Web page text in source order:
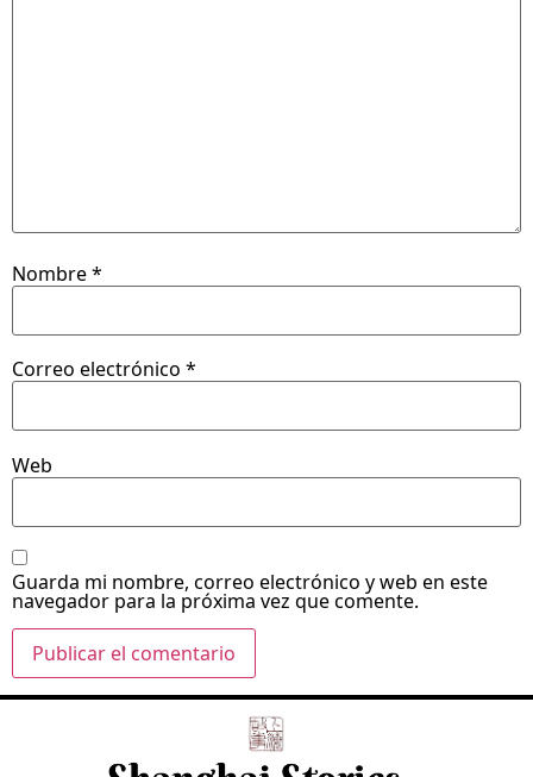
Nombre*
Correo electrónico *
Web
Guarda mi nombre, correo electrónico y web en este
navegador para la próxima vez que comente.